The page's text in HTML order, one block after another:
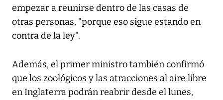
empezar a reunirse dentro de las casas de
otras personas, "porque eso sigue estando en
contra de la ley".
Además, el primer ministro también confirmó
que los zoológicos y las atracciones al aire libre
en Inglaterra podrán reabrir desde el lunes,